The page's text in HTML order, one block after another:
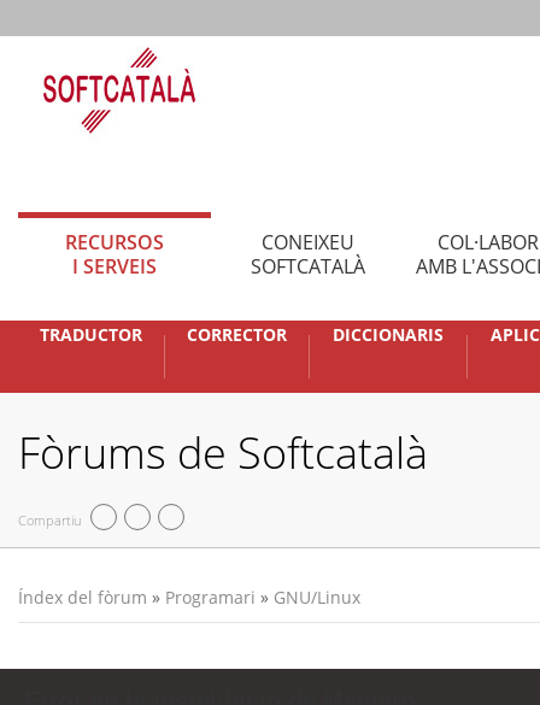
RECURSOS
I SERVEIS
CONEIXEU
SOFTCATALÀ
AMB
TRADUCTOR CORRECTOR DICCIONARIS
Fòrums de Softcatalà
Compartiu
Índex del fòrum » Programari » GNU/Linux